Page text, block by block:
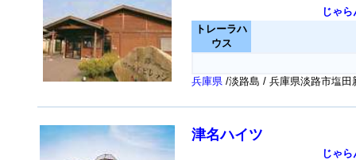
じゃら
トレーラハ
ウス
兵庫県 /淡路島 / 兵庫県淡路市塩田
津名ハイツ
じゃら